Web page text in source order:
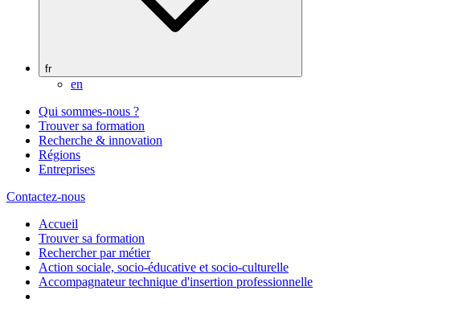
fr
en
Qui sommes-nous ?
Trouver sa formation
Recherche & innovation
Régions
Entreprises
Contactez-nous
Accueil
Trouver sa formation
Rechercher par métier
Action sociale, socio-éducative et socio-culturelle
Accompagnateur technique d'insertion professionnelle